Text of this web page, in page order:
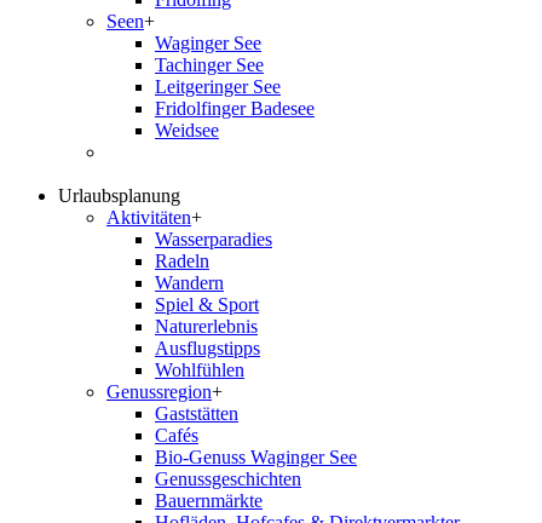
Seen+
Waginger See
Tachinger See
Leitgeringer See
Fridolfinger Badesee
Weidsee
Urlaubsplanung
Aktivitäten+
Wasserparadies
Radeln
Wandern
Spiel & Sport
Naturerlebnis
Ausflugstipps
Wohlfühlen
Genussregion+
Gaststätten
Cafés
Bio-Genuss Waginger See
Genussgeschichten
Bauernmärkte